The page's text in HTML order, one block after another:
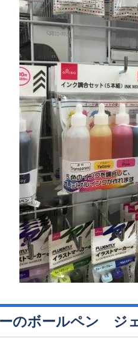
のボールペン ジ